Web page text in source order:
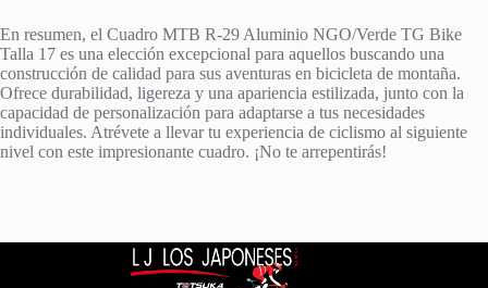
En resumen, el Cuadro MTB R-29 Aluminio NGO/Verde TG Bike
Talla 17 es una elección excepcional para aquellos buscando una
construcción de calidad para sus aventuras en bicicleta de montaña.
Ofrece durabilidad, ligereza y una apariencia estilizada, junto con la
capacidad de personalización para adaptarse a tus necesidades
individuales. Atrévete a llevar tu experiencia de ciclismo al siguiente
nivel con este impresionante cuadro. ¡No te arrepentirás!